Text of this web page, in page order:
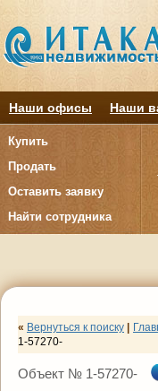
Наши офисы Наши
Купить
Продать
Оставить заявку
Найти сотрудника
« Вернуться к поиску
1-57270-
Объект № 1-57270-